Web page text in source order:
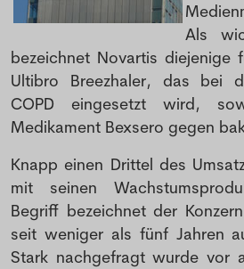
Als
bezeichnet Novartis diejenige
Ultibro Breezhaler, das bei
COPD eingesetzt wird,
Medikament Bexsero gegen
Knapp einen Drittel des
mit seinen
Begriff bezeichnet der
seit weniger als fünf Jahren
Stark nachgefragt wurde vor